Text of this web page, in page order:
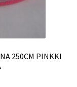
250CM PINKKI